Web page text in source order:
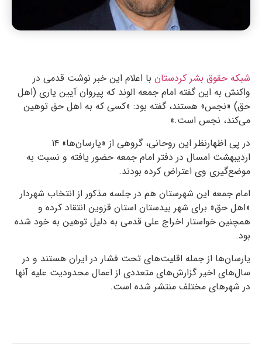
شبکه حقوق بشر کردستان با اعلام این خبر نوشت قدمی در
واکنش به این گفته امام جمعه الوند که پیروان آیین یاری (اهل
حق) «نجس» هستند، گفته بود: «کسی که به اهل‌ حق توهین
می‌کند، نجس است.»
در پی اظهار‌نظر این روحانی، گروهی از «یارسان‌ها» ۱۴
اردیبهشت امسال در دفتر امام جمعه حضور یافته و نسبت به
موضع‌گیری وی اعتراض کرده بودند.
امام جمعه این شهرستان هم در جلسه مذکور از انتخاب شهردار
«اهل حق« برای شهر بیدستان استان قزوین انتقاد کرده و
همچنین خواستار اخراج علی قدمی به دلیل توهین به خود شده
بود.
یارسان‌ها از جمله اقلیت‌های تحت فشار در ایران هستند و در
سال‌های اخیر گزارش‌های متعددی از اعمال محدودیت علیه آنها
در شهر‌های مختلف منتشر شده است.